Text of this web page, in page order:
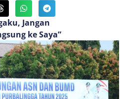
Jangan
ke Saya”